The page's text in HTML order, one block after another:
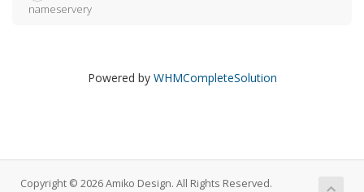
nameservery
Powered by WHMCompleteSolution
Copyright © 2026 Amiko Design. All Rights Reserved.